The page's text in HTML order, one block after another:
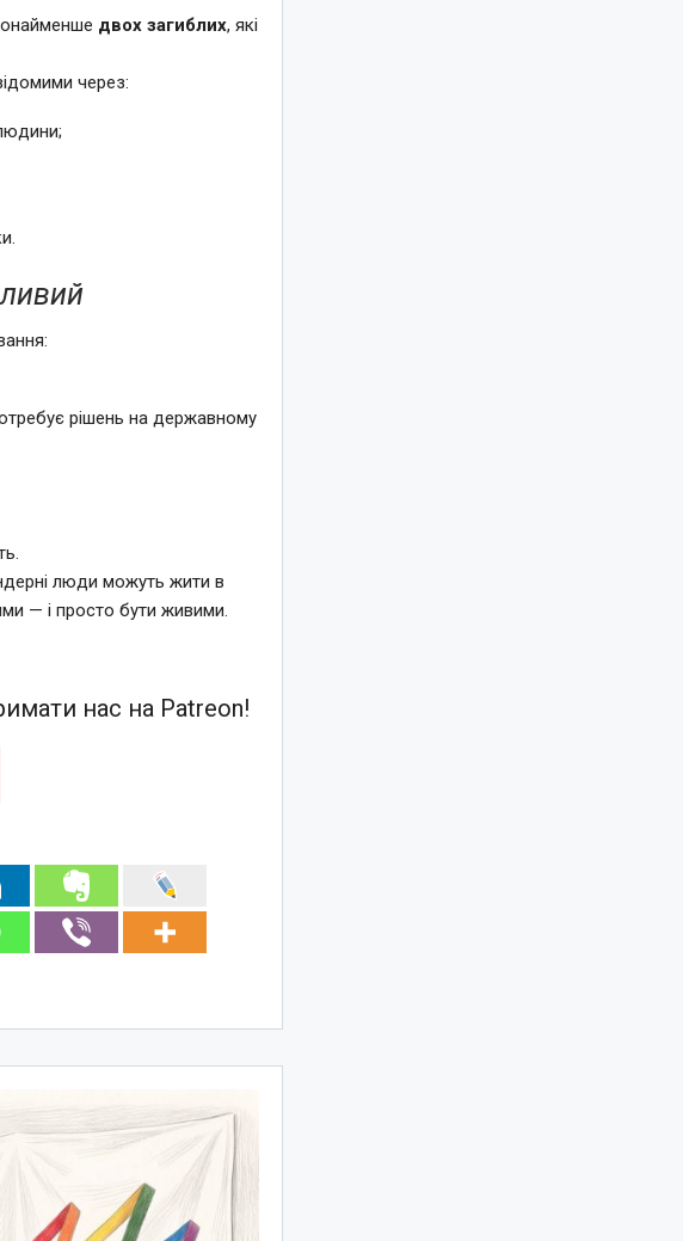
двох загиблих, які
через:
рішень на державному
люди можуть жити в
— і просто бути живими.
нас на Patreon!